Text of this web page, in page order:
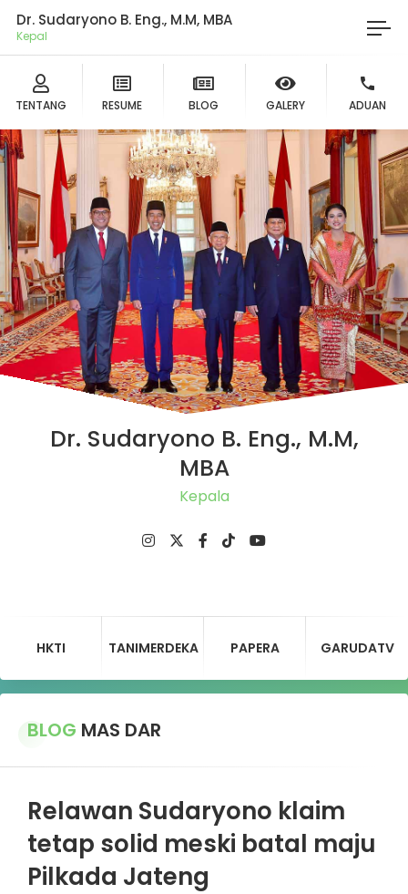
Dr. Sudaryono B. Eng., M.M, MBA
Ketua
TENTANG RESUME BLOG GALERY ADUAN
Dr. Sudaryono B. Eng., M.M,
MBA
Ketu
HKTI TANIMERDEKA PAPERA GARUDATV
BLOG MAS DAR
Relawan Sudaryono klaim
tetap solid meski batal maju
Pilkada Jateng